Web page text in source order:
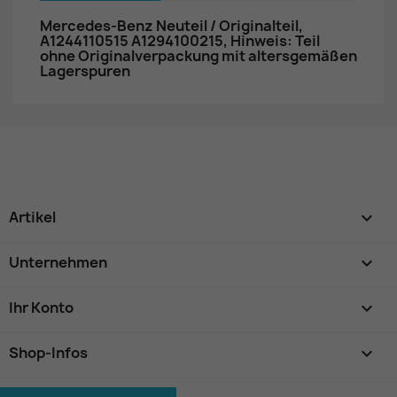
Mercedes-Benz Neuteil / Originalteil,
A1244110515 A1294100215, Hinweis: Teil
ohne Originalverpackung mit altersgemäßen
Lagerspuren
Artikel 
Unternehmen 
Ihr Konto 
Shop-Infos keyboard_arrow_down